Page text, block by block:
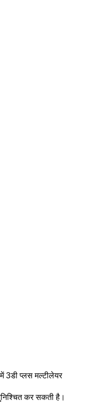
3डी प्लस मल्टीलेयर
कर सकती है।